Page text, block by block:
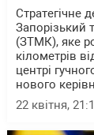
Стратегічне
Запорізький
(ЗТМК), яке
кілометрів
центрі
нового
22 квітня,